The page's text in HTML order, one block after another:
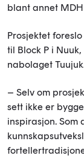
blant annet
Prosjektet
til Block P i
nabolaget
– Selv om
sett ikke er
inspirasjon.